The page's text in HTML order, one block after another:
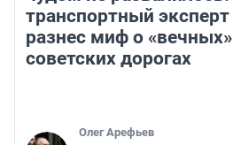
транспортный эксперт
разнес миф о «вечных»
советских дорогах
Олег Арефьев